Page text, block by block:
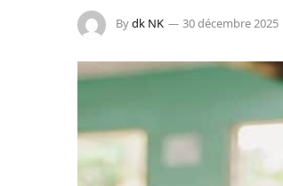
Bydk NK 30 décembre 2025